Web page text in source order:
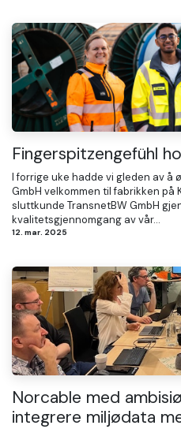
Fingerspitzengefühl
I forrige uke hadde vi gleden av å
GmbH velkommen til fabrikken på
sluttkunde TransnetBW GmbH
kvalitetsgjennomgang av vår...
12. mar. 2025
Norcable med
integrere miljødata